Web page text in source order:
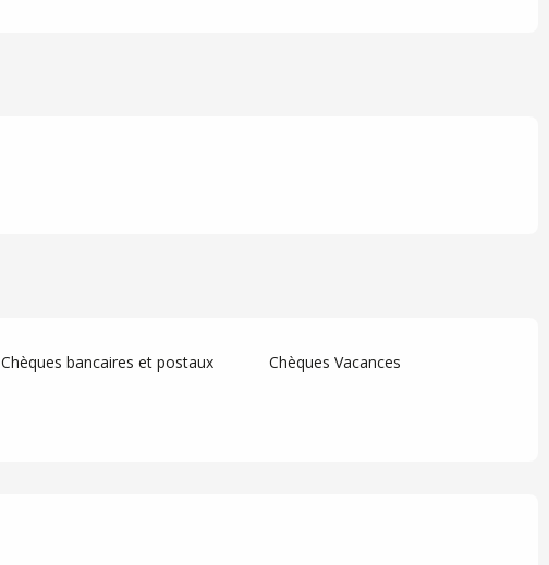
Chèques bancaires et postaux Chèques Vacances